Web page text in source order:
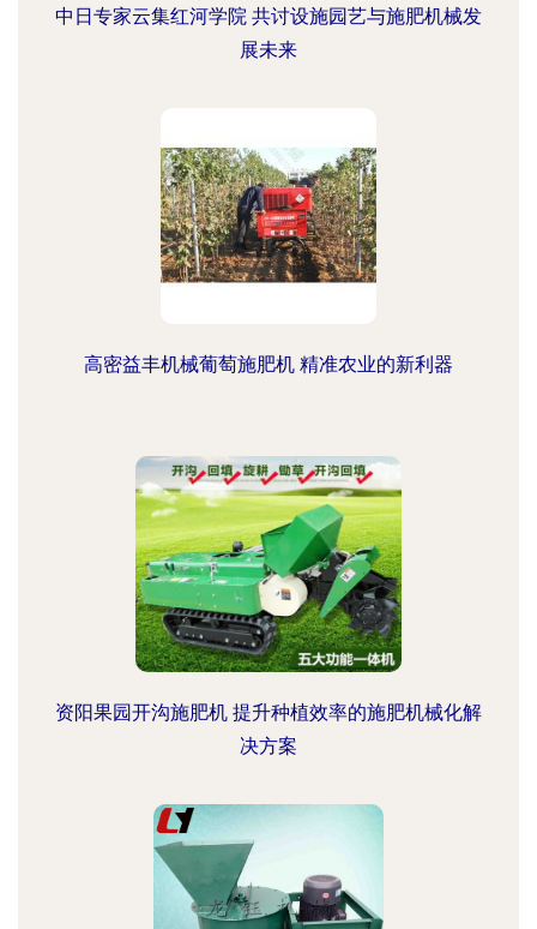
中日专家云集红河学院 共讨设施园艺与施肥机械发
展未来
高密益丰机械葡萄施肥机 精准农业的新利器
资阳果园开沟施肥机 提升种植效率的施肥机械化解
决方案